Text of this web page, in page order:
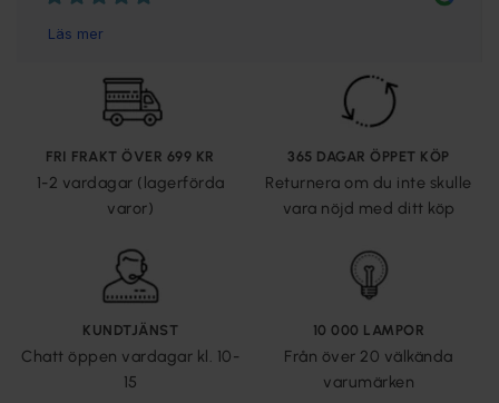
FRI FRAKT ÖVER 699 KR
1-2 vardagar (lagerförda
varor)
365 DAGAR ÖPPET KÖP
Returnera om du inte skulle
vara nöjd med ditt köp
KUNDTJÄNST
Chatt öppen vardagar kl. 10-
15
10 000 LAMPOR
Från över 20 välkända
varumärken